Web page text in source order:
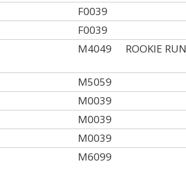
F0039
F0039
M4049 ROOKIE
M5059
M0039
M0039
M0039
M6099